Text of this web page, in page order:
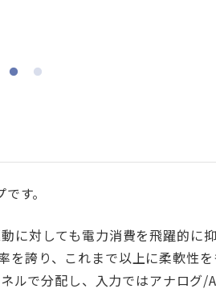
す。
に対しても電力消費を飛躍的に
を誇り、これまで以上に柔軟性
ルで分配し、入力ではアナログ/